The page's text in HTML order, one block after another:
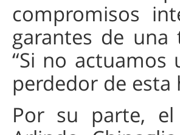
compromisos
garantes de una
“Si no actuamos
perdedor de esta
Por su parte, el